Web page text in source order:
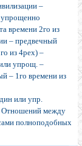
–
времени 2го из
– предвечный
из 4рех) –
упрощ. –
– 1го времени из
или упр.
Отношений между
полноподобных